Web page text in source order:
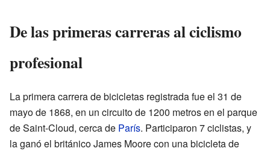
De las primeras carreras al ciclismo
profesional
La primera carrera de bicicletas registrada fue el 31 de
mayo de 1868, en un circuito de 1200 metros en el parque
de Saint-Cloud, cerca de París. Participaron 7 ciclistas, y
la ganó el británico James Moore con una bicicleta de